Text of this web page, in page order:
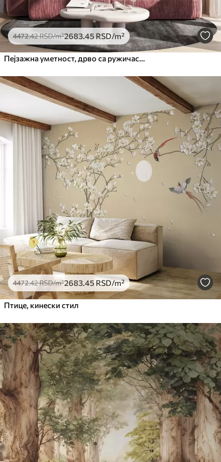
4472.42RSD/m²2683.45 RSD/m²
Пејзажна уметност, дрво са ружичастим цветовима, језеро и магловите планине у позадини
4472.42RSD/m²2683.45 RSD/m²
Птице, кинески стил